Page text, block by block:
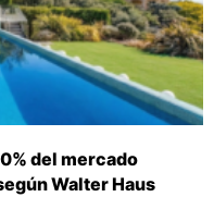
del mercado
Walter Haus